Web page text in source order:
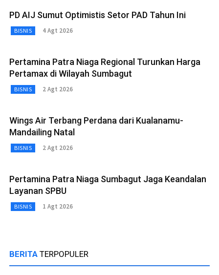
PD AIJ Sumut Optimistis Setor PAD Tahun Ini
BISNIS 4 Agt 2026
Pertamina Patra Niaga Regional Turunkan Harga
Pertamax di Wilayah Sumbagut
BISNIS 2 Agt 2026
Wings Air Terbang Perdana dari Kualanamu-
Mandailing Natal
BISNIS 2 Agt 2026
Pertamina Patra Niaga Sumbagut Jaga Keandalan
Layanan SPBU
BISNIS 1 Agt 2026
BERITA TERPOPULER